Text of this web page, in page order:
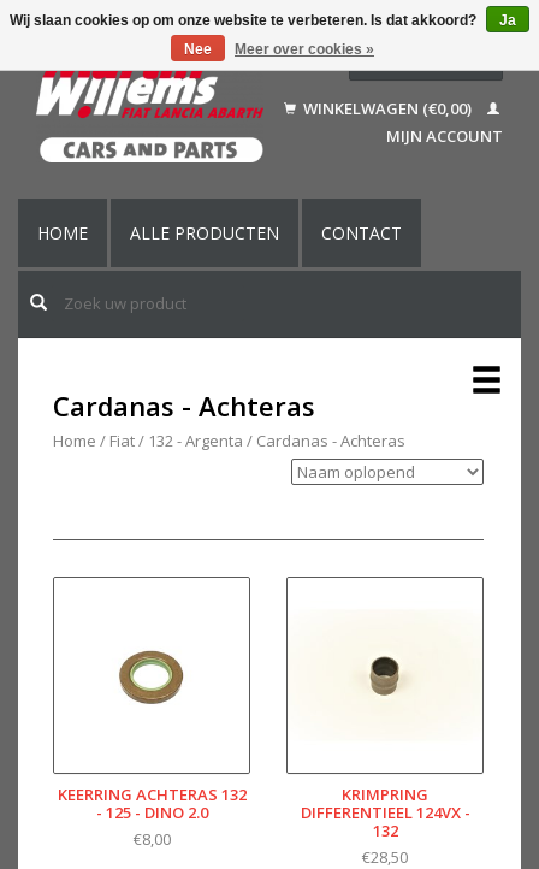
Français
English (US)
WINKELWAGEN (€0,00)
MIJN ACCOUNT
HOME ALLE PRODUCTEN CONTACT
Cardanas - Achteras
Home / Fiat/ 132 - Argenta / Cardanas - Achteras
KEERRING ACHTERAS 132
- 125 - DINO 2.0
€8,00
KRIMPRING
DIFFERENTIEEL 124VX -
132
€28,50
Wij slaan cookies op om onze website te verbeteren. Is dat akkoord?
Ja
Nee
Meer over cookies »